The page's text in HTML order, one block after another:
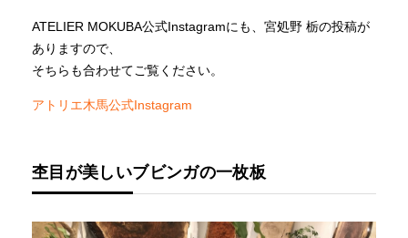
ATELIER MOKUBA公式Instagramにも、宮処野 栃の投稿が
ありますので、
そちらも合わせてご覧ください。
アトリエ木馬公式Instagram
杢目が美しいブビンガの一枚板